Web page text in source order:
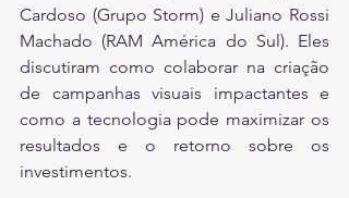
Cardoso (Grupo Storm) e Juliano Rossi
Machado (RAM América do Sul). Eles
discutiram como colaborar na criação
de campanhas visuais impactantes e
como a tecnologia pode maximizar os
resultados e o retorno sobre os
investimentos.